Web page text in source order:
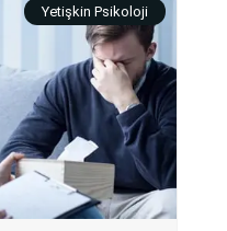
Yetişkin Psikoloji